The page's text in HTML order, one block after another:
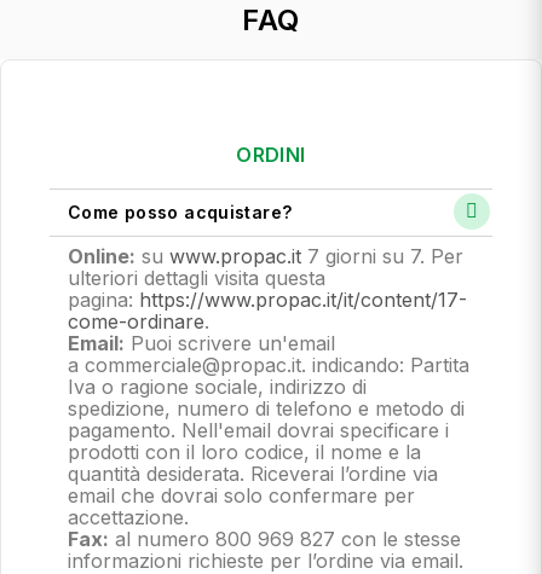
FAQ
ORDINI
Come posso acquistare?
Online: su www.propac.it 7 giorni su 7. Per
ulteriori dettagli visita questa
pagina: https://www.propac.it/it/content/17-
come-ordinare.
Email: Puoi scrivere un'email
a commerciale@propac.it. indicando: Partita
Iva o ragione sociale, indirizzo di
spedizione, numero di telefono e metodo di
pagamento. Nell'email dovrai specificare i
prodotti con il loro codice, il nome e la
quantità desiderata. Riceverai l’ordine via
email che dovrai solo confermare per
accettazione.
Fax: al numero 800 969 827 con le stesse
informazioni richieste per l’ordine via email.